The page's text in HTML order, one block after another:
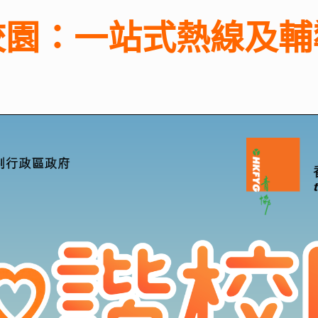
：一站式熱線及